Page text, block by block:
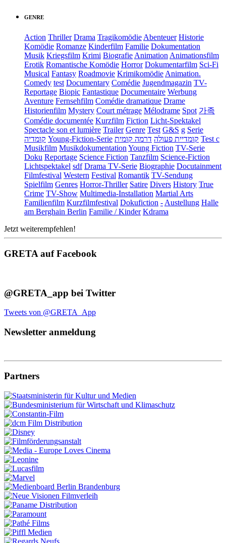
GENRE
Action Thriller Drama TragikomödieAbenteuer Historie
Komödie Romanze Kinderfilm Familie Dokumentation
Musik Kriegsfilm Krimi BiografieAnimationAnimationsfilm
Erotik Romantische Komödie Horror Dokumentarfilm Sci-Fi
Musical Fantasy Roadmovie KrimikomödieAnimation.
Comedy test Documentary Comédie Jugendmagazin TV-
Reportage Biopic Fantastique Documentaire Werbung
Aventure Fernsehfilm Comédie dramatique Drame
Historienfilm Mystery Court métrage Mélodrame Spot 가족
Comédie documentée Kurzfilm Fiction Licht-Spektakel
Spectacle son et lumière Trailer Genre Test G&S g Serie
קומדיה Young-Fiction-Serie קומדיית פעולה דרמה קומית
Test c
Musikfilm MusikdokumentationYoung Fiction TV-Serie
Doku Reportage Science Fiction Tanzfilm Science-Fiction
Lichtspektakel sdf Drama TV-Serie Biographie Docutainment
Filmfestival Western Festival Romantik TV-Sendung
Spielfilm Genres Horror-Thriller Satire Divers History True
Crime TV-Show Multimedia-Installation Martial Arts
Familienfilm Kurzfilmfestival Dokufiction -Austellung Halle
am Berghain Berlin Familie / Kinder Kdrama
Jetzt weiterempfehlen!
GRETA auf Facebook
@GRETA_app bei Twitter
Tweets von @GRETA_App
Newsletter anmeldung
Partners